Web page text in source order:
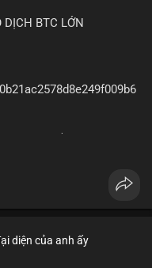
DỊCH BTC LỚN
dựa trên giao dịch này
trường.
diện của anh ấy